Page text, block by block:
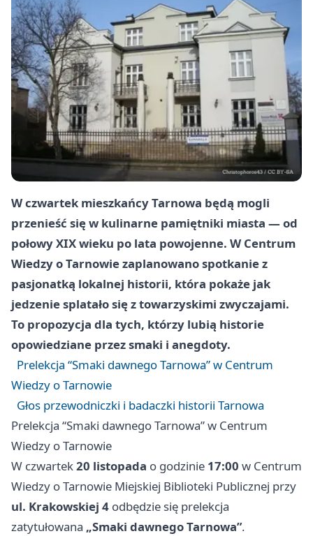
W czwartek mieszkańcy Tarnowa będą mogli
przenieść się w kulinarne pamiętniki miasta — od
połowy XIX wieku po lata powojenne. W Centrum
Wiedzy o Tarnowie zaplanowano spotkanie z
pasjonatką lokalnej historii, która pokaże jak
jedzenie splatało się z towarzyskimi zwyczajami.
To propozycja dla tych, którzy lubią historie
opowiedziane przez smaki i anegdoty.
Prelekcja “Smaki dawnego Tarnowa” w Centrum
Wiedzy o Tarnowie
Głos przewodniczki i badaczki historii Tarnowa
Prelekcja “Smaki dawnego Tarnowa” w Centrum
Wiedzy o Tarnowie
W czwartek20 listopada o godzinie 17:00 w Centrum
Wiedzy o Tarnowie Miejskiej Biblioteki Publicznej przy
ul. Krakowskiej 4 odbędzie się prelekcja
zatytułowana „Smaki dawnego Tarnowa”.